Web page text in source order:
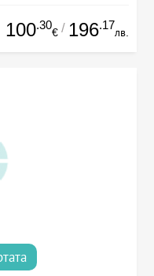
100.30
€ / 196.17
лв.